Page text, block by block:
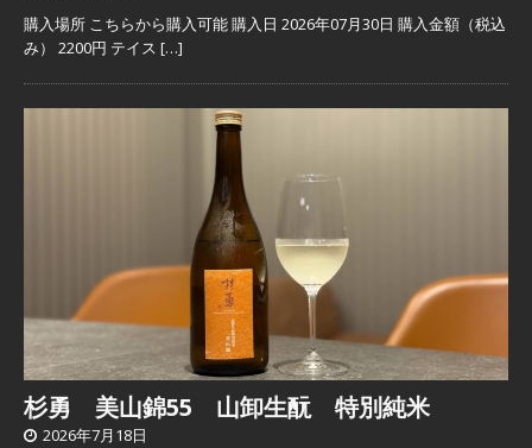
購入場所 こちらから購入可能 購入日 2026年07月30日 購入金額（税込
み） 2200円 テイス […]
杉勇 美山錦55 山卸生酛 特別純米
2026年7月18日